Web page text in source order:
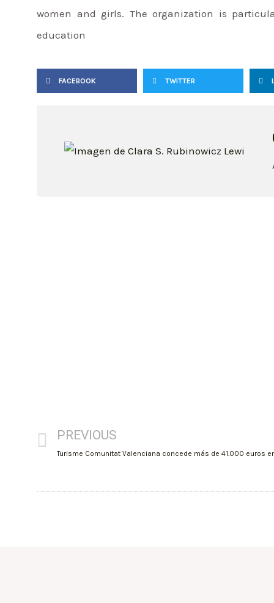
women and girls. The organization is
education
FACEBOOK TWITTER
PREVIOUS